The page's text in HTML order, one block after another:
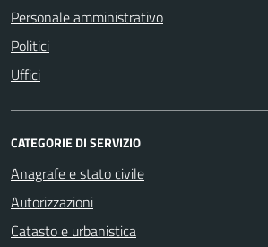
Personale amministrativo
Politici
Uffici
CATEGORIE DI SERVIZIO
Anagrafe e stato civile
Autorizzazioni
Catasto e urbanistica